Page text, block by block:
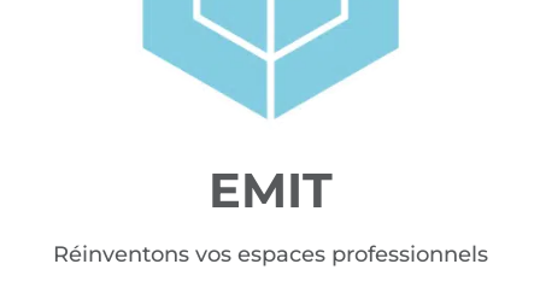
EMIT
Réinventons vos espaces professionnels